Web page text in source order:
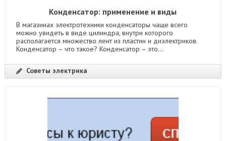
Конденсатор: применение и виды
В магазинах электротехники конденсаторы чаще всего
можно увидеть в виде цилиндра, внутри которого
располагается множество лент из пластин и диэлектриков.
Конденсатор – что такое? Конденсатор – это...
Советы электрика